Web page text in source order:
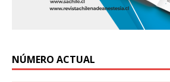
NÚMERO ACTUAL